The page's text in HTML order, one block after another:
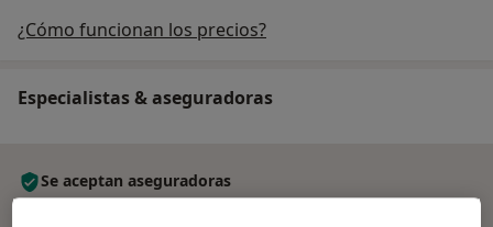
¿Cómo funcionan los precios?
Especialistas & aseguradoras
Se aceptan aseguradoras